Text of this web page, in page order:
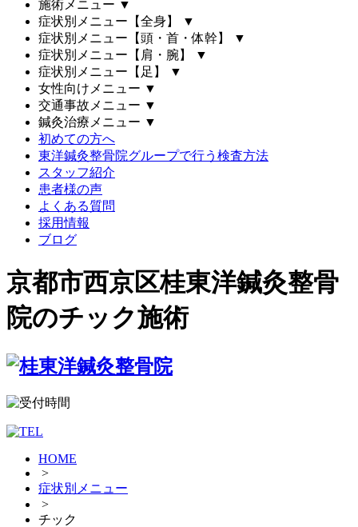
施術メニュー ▼
症状別メニュー【全身】
▼
症状別メニュー【頭・首・体幹】
▼
症状別メニュー【肩・腕】
▼
症状別メニュー【足】
▼
女性向けメニュー ▼
交通事故メニュー ▼
鍼灸治療メニュー ▼
初めての方へ
東洋鍼灸整骨院グループで行う検査方法
スタッフ紹介
患者様の声
よくある質問
採用情報
ブログ
京都市西京区桂東洋鍼灸整骨
院のチック施術
HOME
>
症状別メニュー
>
チック